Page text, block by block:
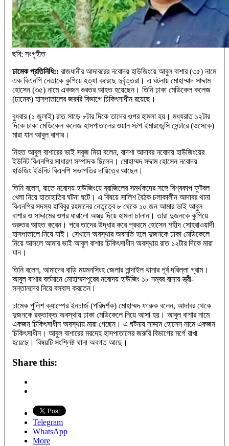
ছবি: সংগৃহীত
ঢামেক প্রতিনিধি:: রাজধানীর আদাবরের নবোদয় হাউজিংয়ে আবুল বাশার (৩৫) নামে
এক বিএনপি নেতাকে কুপিয়ে হত্যা করেছে দুর্বৃত্তরা। এ ঘটনায় মোহাম্মাদ সাদ্দাম
হোসেন (৩৫) নামে একজন গুরতর আহত হয়েছেন। তিনি ঢাকা মেডিকেল কলেজ
(ঢামেক) হাসপাতালের জরুরি বিভাগে চিকিৎসাধীন রয়েছে।
বুধবার (১ জুলাই) রাত সাড়ে ৮টার দিকে তাদের ওপর হামলা হয়। মধ্যরাত ১২টার
দিকে ঢাকা মেডিকেল কলেজ হাসপাতালের ওয়ান স্টপ ইমারজেন্সি সেন্টারে (ওসেকে)
মারা যান আবুল বাশার।
নিহত আবুল বাশারের ভাই সবুজ মিয়া বলেন, বাদশা আদাবর নবোদয় হাউজিংয়ের
ইউনিট বিএনপির সাধারণ সম্পাদক ছিলেন। মোহাম্মদ সদ্দাম হোসেন নবোদয়
হাউজিং ইউনিট বিএনপি সভাপতির দায়িত্বে আছেন।
তিনি বলেন, রাতে নবোদয় হাউজিংয়ে ব্রাজিলের সমর্থকদের সঙ্গে বিশ্বকাপ ফুটবল
খেলা নিয়ে হাতাহাতির ঘটনা ঘটে। এ বিষয়ে সালিশ বৈঠক চলাকালীন আদাবর থানা
বিএনপির সদস্য হাবিবুর রহমানের নেতৃত্বে ৮ থেকে ১০ জন আমার ভাই আবুল
বাশার ও সাদ্দামের ওপর ধারালো অস্ত্র দিয়ে হামলা চালান। তারা দুজনকে কুপিয়ে
গুরুতর আহত করেন। পরে তাদের উদ্ধার করে প্রথমে হোসেন শহীদ সোহরাওয়ার্দী
হাসপাতালে নিয়ে যাই। সেখানে অবস্থার অবনতি হলে দুজনকে ঢাকা মেডিকেলে
নিয়ে আসলে আমার ভাই আবুল বাশার চিকিৎসাধীন অবস্থায় রাত ১২টার দিকে মারা
যান।
তিনি বলেন, আমাদের বাড়ি ময়মনসিংহ জেলার নান্দাইল থানার পূর্ব দরিল্লা গ্রাম।
আবুল বাশার বর্তমানে মোহাম্মদপুরের নবোদয় হাউজিং ১৮ নম্বর বাসায় স্ত্রী-
সন্তানদের নিয়ে বসবাস করতেন।
ঢামেক পুলিশ ক্যাম্পের ইনচার্জ (পরিদর্শক) মোহাম্মদ ফারুক বলেন, আদাবর থেকে
দুজনকে রক্তাক্ত অবস্থায় ঢাকা মেডিকেলে নিয়ে আসা হয়। আবুল বাশার নামে
একজন চিকিৎসাধীন অবস্থায় মারা গেছেন। এ ঘটনায় সাদ্দাম হোসেন নামে একজন
চিকিৎসাধীন। আবুল বাশারের মরদেহ হাসপাতালের জরুরি বিভাগের মর্গে রাখা
হয়েছে। বিষয়টি সংশ্লিষ্ট থানা অবগত আছে।
Share this:
Telegram
WhatsApp
More